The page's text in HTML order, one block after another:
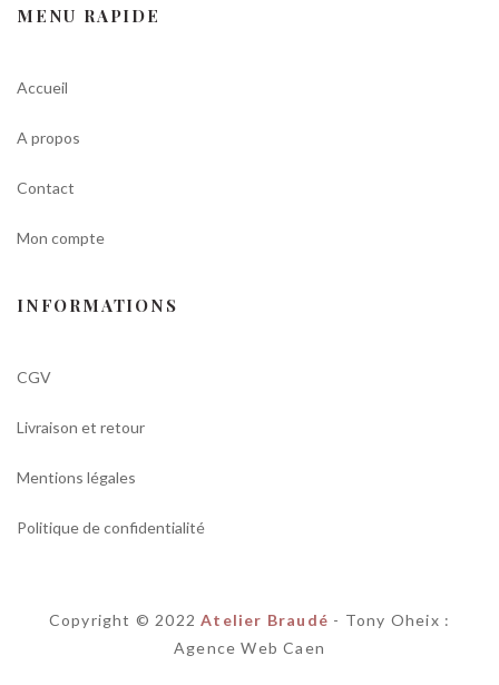
MENU RAPIDE
Accueil
A propos
Contact
Mon compte
INFORMATIONS
CGV
Livraison et retour
Mentions légales
Politique de confidentialité
Copyright © 2022Atelier Braudé - Tony Oheix :
Agence Web Caen